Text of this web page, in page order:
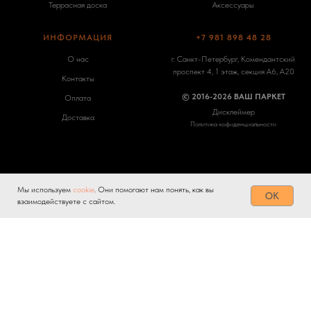
Террасная доска Аксессуары
ИНФОРМАЦИЯ
О нас
Контакты
Оплата
Доставка
+7 981 898 48 28
г. Санкт-Петербург, Комендантский
проспект 4, 1 этаж, секция А6, А20
© 2016-2026 ВАШ ПАРКЕТ
Дисклеймер
Политика кофиденциальности
Мы используем cookie. Они помогают нам понять, как вы
взаимодействуете с сайтом.
OK
Made on Tilda